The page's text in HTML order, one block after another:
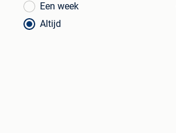
Een week
Altijd